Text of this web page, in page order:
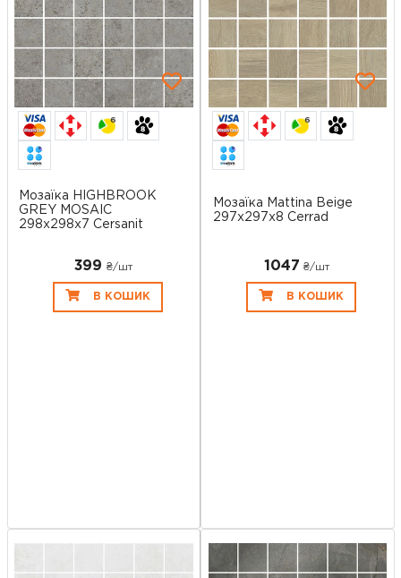
6
Мозаїка HIGHBROOK
GREY MOSAIC
298х298x7 Cersanit
399 ₴/шт
В КОШИК
6
Мозаїка Mattina Beige
297x297x8 Cerrad
1047 ₴/шт
В КОШИК